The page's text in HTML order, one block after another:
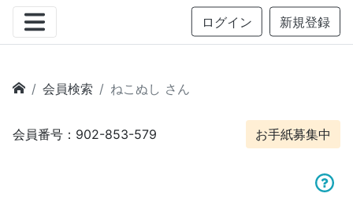
ログイン 新規登録
会員検索 ねこぬし さん
会員番号：902-853-579 お手紙募集中